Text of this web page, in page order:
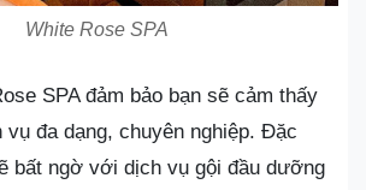
White Rose SPA
SPA đảm bảo bạn sẽ cảm thấy
vụ đa dạng, chuyên nghiệp. Đặc
bất ngờ với dịch vụ gội đầu dưỡng